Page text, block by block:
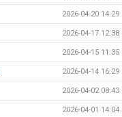
2026-04-20 14:29
2026-04-17 12:38
2026-04-15 11:35
2026-04-14 16:29
2026-04-02 08:43
2026-04-01 14:04